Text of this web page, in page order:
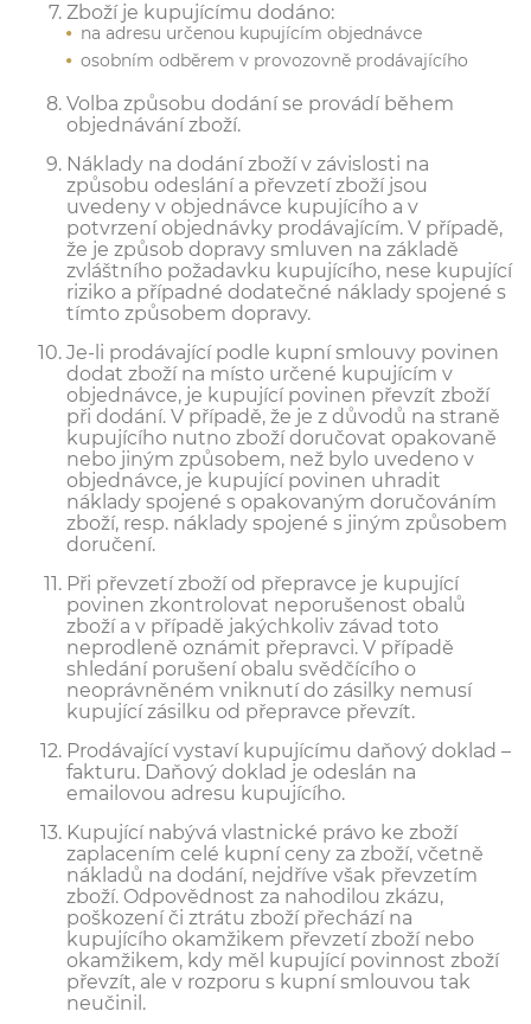
Zboží je kupujícímu dodáno:
na adresu určenou kupujícím objednávce
osobním odběrem v provozovně prodávajícího
Volba způsobu dodání se provádí během
objednávání zboží.
Náklady na dodání zboží v závislosti na
způsobu odeslání a převzetí zboží jsou
uvedeny v objednávce kupujícího a v
potvrzení objednávky prodávajícím. V případě,
že je způsob dopravy smluven na základě
zvláštního požadavku kupujícího, nese kupující
riziko a případné dodatečné náklady spojené s
tímto způsobem dopravy.
Je-li prodávající podle kupní smlouvy povinen
dodat zboží na místo určené kupujícím v
objednávce, je kupující povinen převzít zboží
při dodání. V případě, že je z důvodů na straně
kupujícího nutno zboží doručovat opakovaně
nebo jiným způsobem, než bylo uvedeno v
objednávce, je kupující povinen uhradit
náklady spojené s opakovaným doručováním
zboží, resp. náklady spojené s jiným způsobem
doručení.
Při převzetí zboží od přepravce je kupující
povinen zkontrolovat neporušenost obalů
zboží a v případě jakýchkoliv závad toto
neprodleně oznámit přepravci. V případě
shledání porušení obalu svědčícího o
neoprávněném vniknutí do zásilky nemusí
kupující zásilku od přepravce převzít.
Prodávající vystaví kupujícímu daňový doklad –
fakturu. Daňový doklad je odeslán na
emailovou adresu kupujícího.
Kupující nabývá vlastnické právo ke zboží
zaplacením celé kupní ceny za zboží, včetně
nákladů na dodání, nejdříve však převzetím
zboží. Odpovědnost za nahodilou zkázu,
poškození či ztrátu zboží přechází na
kupujícího okamžikem převzetí zboží nebo
okamžikem, kdy měl kupující povinnost zboží
převzít, ale v rozporu s kupní smlouvou tak
neučinil.